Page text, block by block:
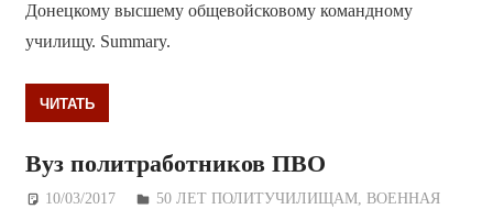
Донецкому высшему общевойсковому командному
училищу. Summary.
ЧИТАТЬ
Вуз политработников ПВО
10/03/2017 Дежурный по Редакции
50 ЛЕТ ПОЛИТУЧИЛИЩАМ,ВОЕННАЯ